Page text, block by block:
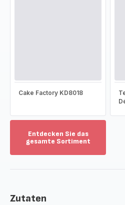
Cake Factory KD8018
Entdecken Sie das
gesamte Sortiment
das
Zutaten